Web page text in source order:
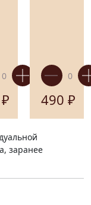
₽ 490 ₽
заранее